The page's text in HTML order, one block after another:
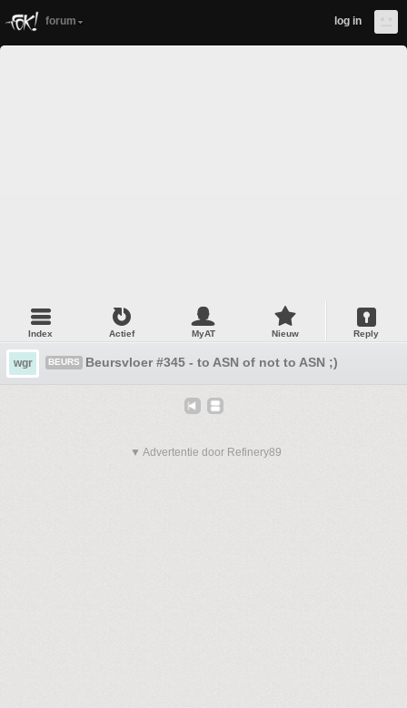
forum log in
Index Actief MyAT Nieuw Reply
wgr BEURS Beursvloer #345 - to ASN of not to ASN ;)
▼ Advertentie door Refinery89